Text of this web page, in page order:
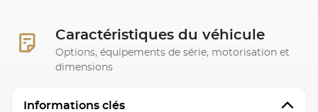
Caractéristiques du véhicule
Options, équipements de série, motorisation et
dimensions
Informations clés